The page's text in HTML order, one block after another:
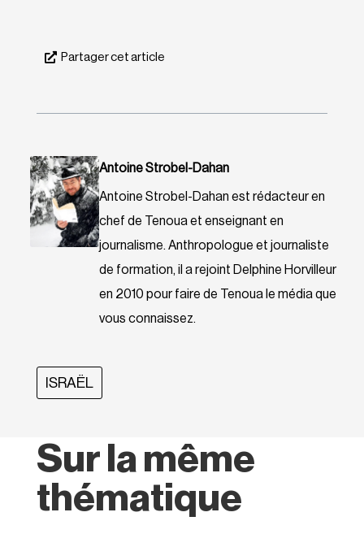
Partager cet article
Antoine Strobel-Dahan
Antoine Strobel-Dahan est rédacteur en
chef de Tenoua et enseignant en
journalisme. Anthropologue et journaliste
de formation, il a rejoint Delphine Horvilleur
en 2010 pour faire de Tenoua le média que
vous connaissez.
ISRAËL
Sur la même
thématique